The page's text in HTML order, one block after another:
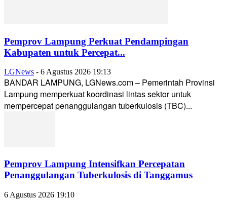
Pemprov Lampung Perkuat Pendampingan
Kabupaten untuk Percepat...
LGNews - 6 Agustus 2026 19:13
BANDAR LAMPUNG, LGNews.com – Pemerintah Provinsi
Lampung memperkuat koordinasi lintas sektor untuk
mempercepat penanggulangan tuberkulosis (TBC)...
Pemprov Lampung Intensifkan Percepatan
Penanggulangan Tuberkulosis di Tanggamus
6 Agustus 2026 19:10